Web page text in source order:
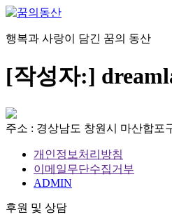
콘
츠
건
너
기
행복과 사랑이 담긴 꿈의 동산
[작성자:]
주소 : 경상남도 창원시 마산합포
개인정보처리방침
이메일무단수집거부
ADMIN
후원 및 상담